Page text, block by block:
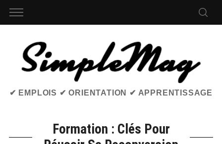
✔ EMPLOIS ✔ ORIENTATION ✔ APPRENTISSAGE
Formation : Clés Pour